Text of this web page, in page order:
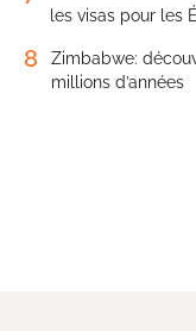
les visas pour les
8
Zimbabwe:
millions d’années